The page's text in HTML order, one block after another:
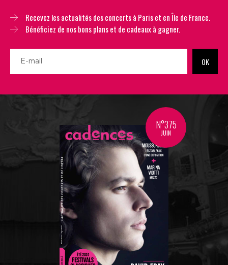
Recevez les actualités des concerts à Paris et en Île de France.
Bénéficiez de nos bons plans et de cadeaux à gagner.
OK
N°375
JUIN